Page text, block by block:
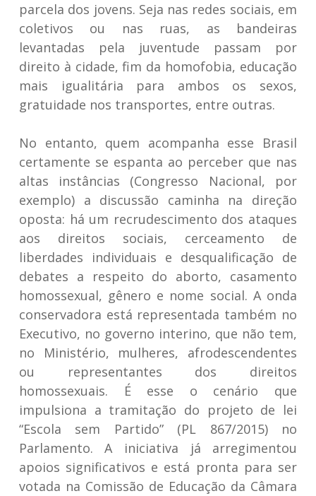
parcela dos jovens. Seja nas redes sociais, em
coletivos ou nas ruas, as bandeiras
levantadas pela juventude passam por
direito à cidade, fim da homofobia, educação
mais igualitária para ambos os sexos,
gratuidade nos transportes, entre outras.
No entanto, quem acompanha esse Brasil
certamente se espanta ao perceber que nas
altas instâncias (Congresso Nacional, por
exemplo) a discussão caminha na direção
oposta: há um recrudescimento dos ataques
aos direitos sociais, cerceamento de
liberdades individuais e desqualificação de
debates a respeito do aborto, casamento
homossexual, gênero e nome social. A onda
conservadora está representada também no
Executivo, no governo interino, que não tem,
no Ministério, mulheres, afrodescendentes
ou representantes dos direitos
homossexuais. É esse o cenário que
impulsiona a tramitação do projeto de lei
“Escola sem Partido” (PL 867/2015) no
Parlamento. A iniciativa já arregimentou
apoios significativos e está pronta para ser
votada na Comissão de Educação da Câmara